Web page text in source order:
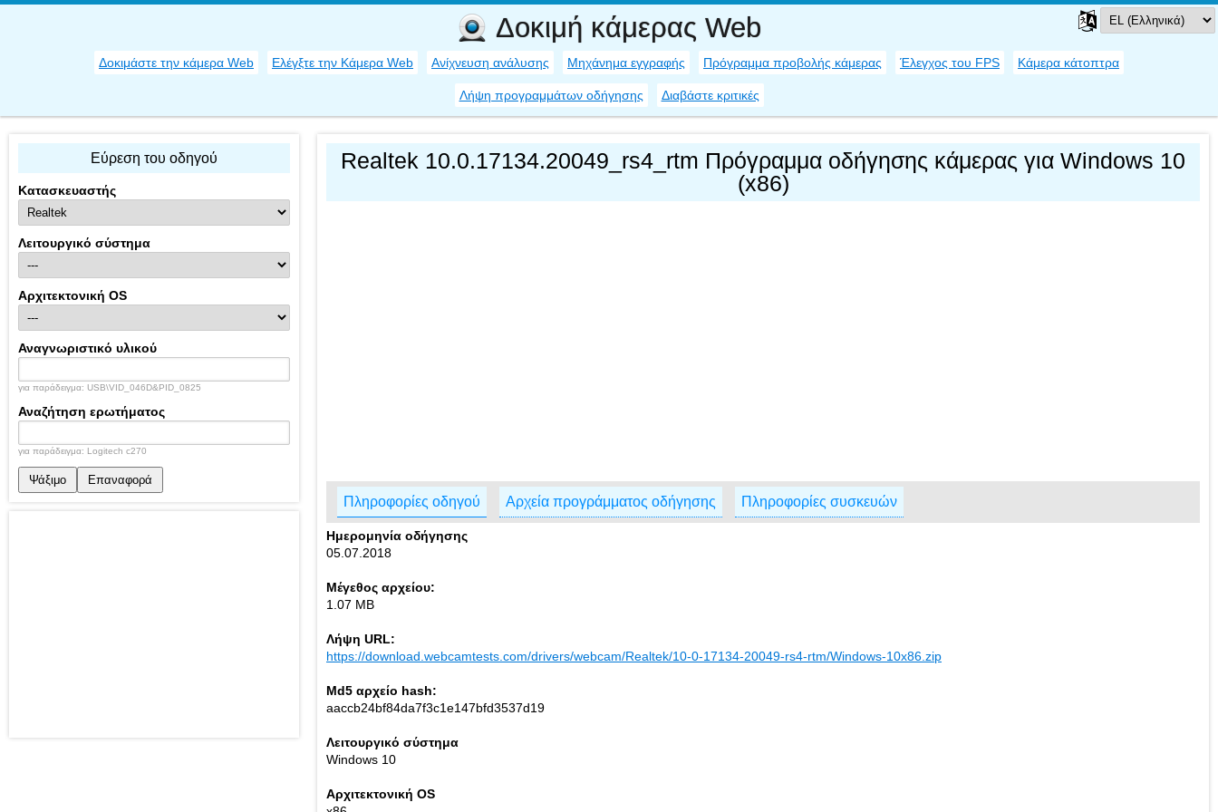
Δοκιμή κάμερας Web
Δοκιμάστε την κάμερα Web Ελέγξτε την Κάμερα Web Ανίχνευση ανάλυσης Μηχάνημα εγγραφής Πρόγραμμα προβολής κάμερας Έλεγχος του FPS Κάμερα κάτοπτρα
Λήψη προγραμμάτων οδήγησης Διαβάστε κριτικές
Realtek 10.0.17134.20049_rs4_rtm Πρόγραμμα οδήγησης κάμερας για Windows 10
(x86)
Πληροφορίες οδηγού Αρχεία προγράμματος οδήγησης Πληροφορίες συσκευών
Ημερομηνία οδήγησης
05.07.2018
Μέγεθος αρχείου:
1.07 MB
Λήψη URL:
https://download.webcamtests.com/drivers/webcam/Realtek/10-0-17134-20049-rs4-rtm/Windows-10x86.zip
Md5 αρχείο hash:
aaccb24bf84da7f3c1e147bfd3537d19
Λειτουργικό σύστημα
Windows 10
Αρχιτεκτονική OS
Εύρεση του οδηγού
Κατασκευαστής
Λειτουργικό σύστημα
Αρχιτεκτονική OS
Αναγνωριστικό υλικού
για παράδειγμα: USB\VID_046D&PID_0825
Αναζήτηση ερωτήματος
για παράδειγμα: Logitech c270
Ψάξιμο Επαναφορά